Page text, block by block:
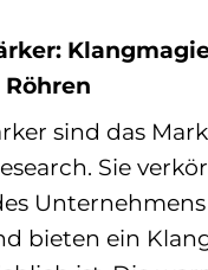
sind das
Sie
bieten ein